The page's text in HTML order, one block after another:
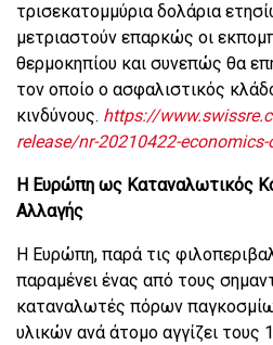
τρισεκατομμύρια δολάρια
μετριαστούν επαρκώς οι
θερμοκηπίου και συνεπώς θα
τον οποίο ο ασφαλιστικός
κινδύνους. https://
release/nr-20210422-
Η Ευρώπη ως Καταναλωτικός
Αλλαγής
Η Ευρώπη, παρά τις
παραμένει ένας από τους
καταναλωτές πόρων
υλικών ανά άτομο αγγίζει τους